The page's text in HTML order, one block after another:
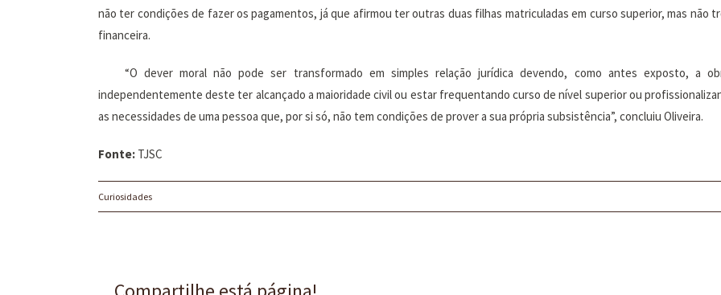
não ter condições de fazer os pagamentos, já que afirmou ter outras duas filhas matriculadas em curso superior, mas não
financeira.
“O dever moral não pode ser transformado em simples relação jurídica devendo, como antes exposto, a
independentemente deste ter alcançado a maioridade civil ou estar frequentando curso de nível superior ou
as necessidades de uma pessoa que, por si só, não tem condições de prover a sua própria subsistência”, concluiu Oliveira.
Fonte: TJSC
Curiosidades